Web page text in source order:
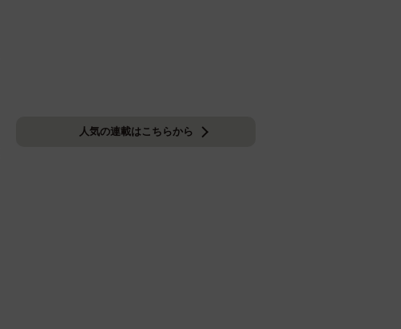
人気の連載はこちらから